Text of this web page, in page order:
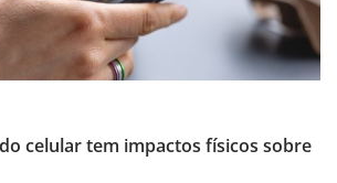
celular tem impactos físicos sobre